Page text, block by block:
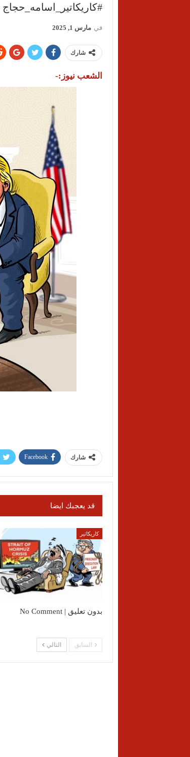
في مارس 1, 2025
شارك
الشعب نيوز:-
شارك Facebook
قد يعجبك ايضا
كاريكاتير
بدون تعليق | No Comment
السابق التالي